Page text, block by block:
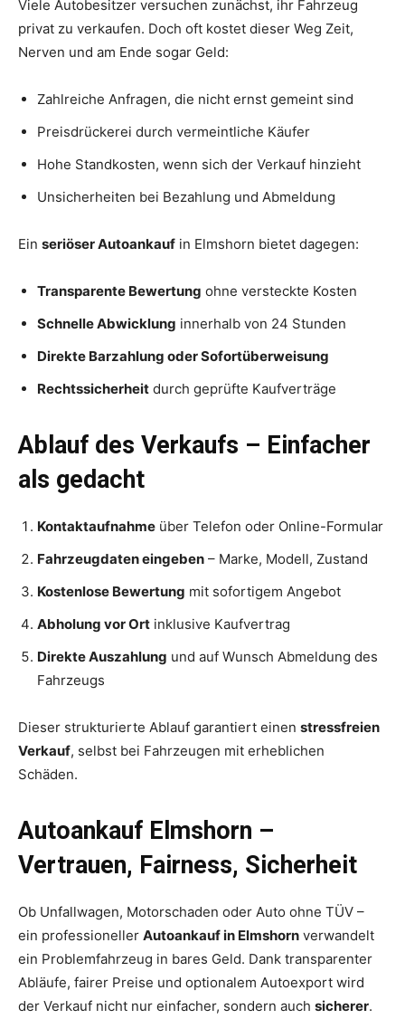
Viele Autobesitzer versuchen zunächst, ihr Fahrzeug
privat zu verkaufen. Doch oft kostet dieser Weg Zeit,
Nerven und am Ende sogar Geld:
Zahlreiche Anfragen, die nicht ernst gemeint sind
Preisdrückerei durch vermeintliche Käufer
Hohe Standkosten, wenn sich der Verkauf hinzieht
Unsicherheiten bei Bezahlung und Abmeldung
Ein seriöser Autoankauf in Elmshorn bietet dagegen:
Transparente Bewertung ohne versteckte Kosten
Schnelle Abwicklung innerhalb von 24 Stunden
Direkte Barzahlung oder Sofortüberweisung
Rechtssicherheit durch geprüfte Kaufverträge
Ablauf des Verkaufs – Einfacher
als gedacht
Kontaktaufnahme über Telefon oder Online-Formular
Fahrzeugdaten eingeben – Marke, Modell, Zustand
Kostenlose Bewertung mit sofortigem Angebot
Abholung vor Ort inklusive Kaufvertrag
Direkte Auszahlung und auf Wunsch Abmeldung des
Fahrzeugs
Dieser strukturierte Ablauf garantiert einen stressfreien
Verkauf, selbst bei Fahrzeugen mit erheblichen
Schäden.
Autoankauf Elmshorn –
Vertrauen, Fairness, Sicherheit
Ob Unfallwagen, Motorschaden oder Auto ohne TÜV –
ein professioneller Autoankauf in Elmshorn verwandelt
ein Problemfahrzeug in bares Geld. Dank transparenter
Abläufe, fairer Preise und optionalem Autoexport wird
der Verkauf nicht nur einfacher, sondern auch sicherer.